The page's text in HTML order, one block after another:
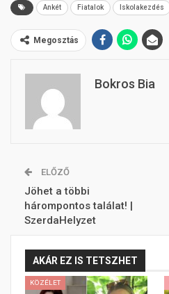
Ankét Fiatalok Iskolakezdés
Megosztás
Bokros Bia
ELŐZŐ
Jöhet a többi
hárompontos találat! |
SzerdaHelyzet
AKÁR EZ IS TETSZHET
KÖZÉLET